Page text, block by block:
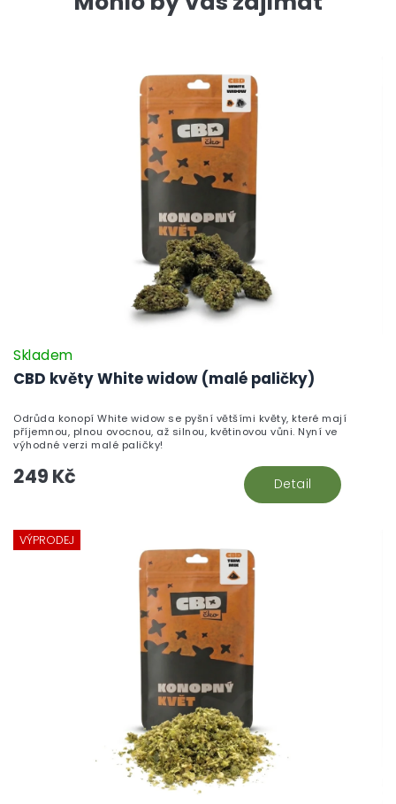
CBD květy White widow (malé paličky)
Skladem
249 Kč Detail
Odrůda konopí White widow se pyšní většími květy, které mají
příjemnou, plnou ovocnou, až silnou, květinovou vůni. Nyní ve
výhodné verzi malé paličky!
VÝPRODEJ